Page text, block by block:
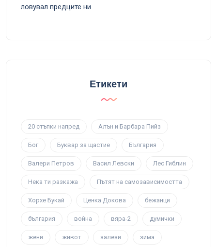
ловувал предците ни
Етикети
20 стъпки напред Алън и Барбара Пийз
Бог Буквар за щастие България
Валери Петров Васил Левски Лес Гиблин
Нека ти разкажа Пътят на самозависимостта
Хорхе Букай Ценка Докова бежанци
българия война вяра-2 думички
жени живот залези зима